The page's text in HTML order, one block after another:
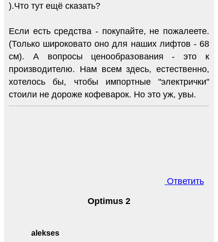
).Что тут ещё сказать?
Если есть средства - покупайте, не пожалеете.
(Только широковато оно для наших лифтов - 68
см). А вопросы ценообразования - это к
производителю. Нам всем здесь, естественно,
хотелось бы, чтобы импортные "электрички"
стоили не дороже кофеварок. Но это уж, увы.
Ответить
alekses
Optimus 2